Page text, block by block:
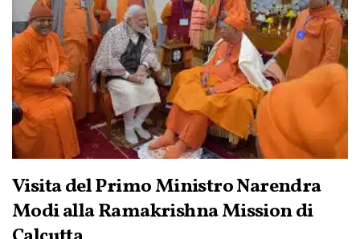
Visita del Primo Ministro Narendra
Modi alla Ramakrishna Mission di